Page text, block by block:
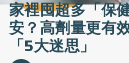
家裡囤超多「保
安？高劑量更有
「5大迷思」